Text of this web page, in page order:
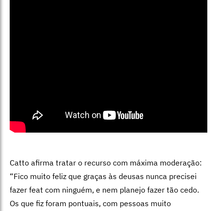
Catto afirma tratar o recurso com máxima moderação:
“Fico muito feliz que graças às deusas nunca precisei
fazer feat com ninguém, e nem planejo fazer tão cedo.
Os que fiz foram pontuais, com pessoas muito